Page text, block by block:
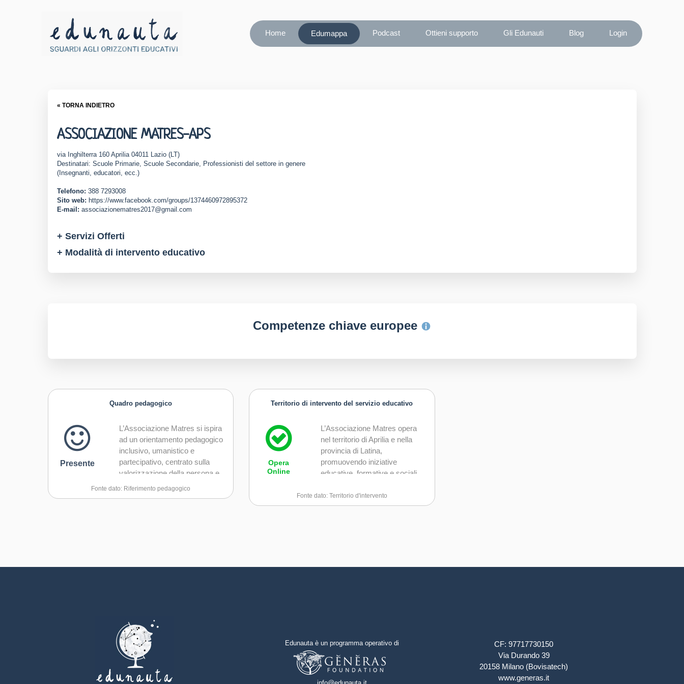
Home Edumappa Podcast Ottieni supporto Gli Edunauti Blog Login
« TORNA INDIETRO
ASSOCIAZIONE MATRES-APS
via Inghilterra 160 Aprilia 04011 Lazio (LT)
Destinatari: Scuole Primarie, Scuole Secondarie, Professionisti del settore in genere
(Insegnanti, educatori, ecc.)
Telefono: 388 7293008
Sito web: https://www.facebook.com/groups/1374460972895372
E-mail: associazionematres2017@gmail.com
+ Servizi Offerti
+ Modalità di intervento educativo
Competenze chiave europee
Quadro pedagogico
Presente
L’Associazione Matres si ispira
ad un orientamento pedagogico
inclusivo, umanistico e
partecipativo, centrato sulla
valorizzazione della persona e
sul rispetto delle diversità.
stimolano la curiosità e il
pensiero critico.
Fonte dato: Riferimento pedagogico
Territorio di intervento del servizio educativo
Opera
Online
L’Associazione Matres opera
nel territorio di Aprilia e nella
provincia di Latina,
promuovendo iniziative
educative, formative e sociali
adolescenti e insegnanti.
Fonte dato: Territorio d'intervento
Edunauta è un programma operativo di
CF: 97717730150
Via Durando 39
20158 Milano (Bovisatech)
www.generas.it